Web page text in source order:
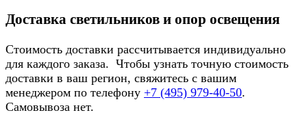
Доставка светильников и опор освещения
Стоимость доставки рассчитывается индивидуально
для каждого заказа. Чтобы узнать точную стоимость
доставки в ваш регион, свяжитесь с вашим
менеджером по телефону +7 (495) 979-40-50.
Самовывоза нет.